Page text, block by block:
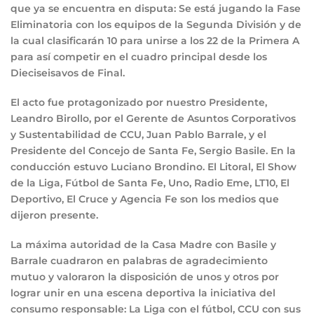
que ya se encuentra en disputa: Se está jugando la Fase
Eliminatoria con los equipos de la Segunda División y de
la cual clasificarán 10 para unirse a los 22 de la Primera A
para así competir en el cuadro principal desde los
Dieciseisavos de Final.
El acto fue protagonizado por nuestro Presidente,
Leandro Birollo, por el Gerente de Asuntos Corporativos
y Sustentabilidad de CCU, Juan Pablo Barrale, y el
Presidente del Concejo de Santa Fe, Sergio Basile. En la
conducción estuvo Luciano Brondino. El Litoral, El Show
de la Liga, Fútbol de Santa Fe, Uno, Radio Eme, LT10, El
Deportivo, El Cruce y Agencia Fe son los medios que
dijeron presente.
La máxima autoridad de la Casa Madre con Basile y
Barrale cuadraron en palabras de agradecimiento
mutuo y valoraron la disposición de unos y otros por
lograr unir en una escena deportiva la iniciativa del
consumo responsable: La Liga con el fútbol, CCU con sus